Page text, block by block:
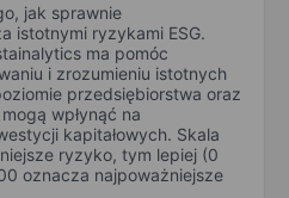
jak sprawnie
istotnymi ryzykami ESG.
ma pomóc
i zrozumieniu istotnych
przedsiębiorstwa oraz
wpłynąć na
kapitałowych. Skala
ryzyko, tym lepiej (0
oznacza najpoważniejsze